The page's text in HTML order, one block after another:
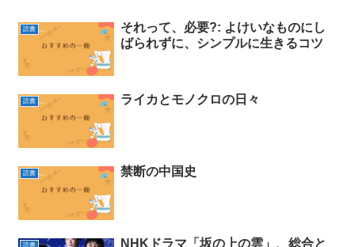
読書
それって、必要?: よけいなものにし
ばられずに、シンプルに生きるコツ
読書 ライカとモノクロの日々
読書 禁断の中国史
読書
NHKドラマ「坂の上の雲」、総合と